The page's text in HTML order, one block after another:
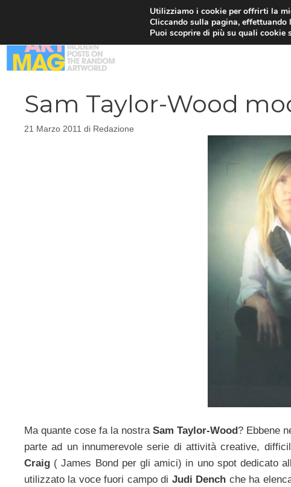
Sam Taylor-Wood
21 Marzo 2011 di Redazione
Ma quante cose fa la nostraSam Taylor-Wood ? Ebbene
parte ad un innumerevole serie di attività creative,
Craig ( James Bond per gli amici) in uno spot dedicato
utilizzato la voce fuori campo di Judi Dench che ha
Utilizziamo i cookie per offrirti la
Cliccando sulla pagina,
Puoi scoprire di più su quali